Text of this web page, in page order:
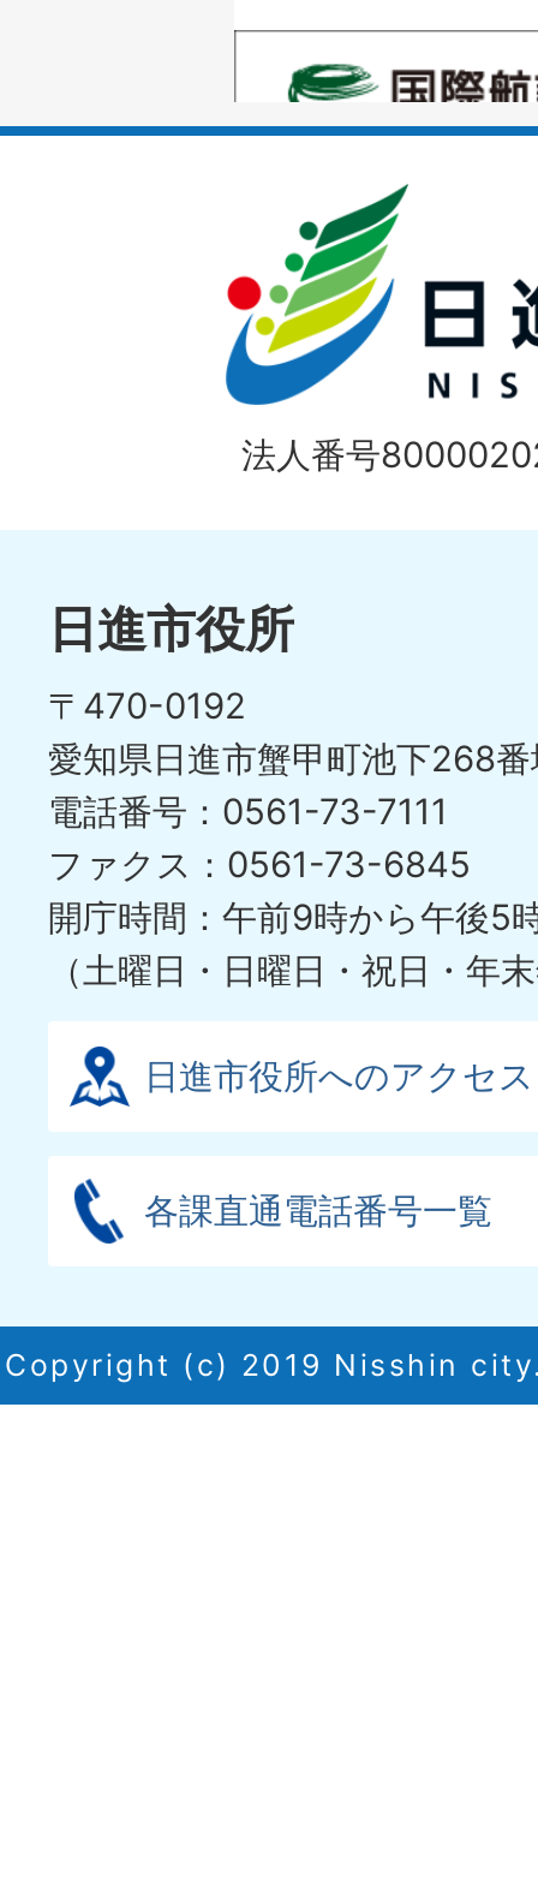
ラ
枚
ス
ラ
イ
ド
1
枚
目
の
イ
目
の
ス
ラ
イ
ド
法人番号
日進市役所
〒470-0192
愛知県日進市蟹甲町池下268
電話番号：0561-73-7111
ファクス：0561-73-6845
開庁時間：午前9時から午後5
（土曜日・日曜日・祝日・年
日進市役所へのアクセス
各課直通電話番号一覧
Copyright (c) 2019 Nisshin